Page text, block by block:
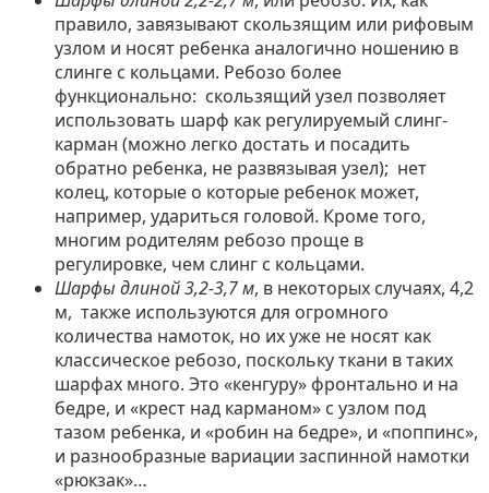
правило, завязывают скользящим или рифовым
узлом и носят ребенка аналогично ношению в
слинге с кольцами. Ребозо более
функционально: скользящий узел позволяет
использовать шарф как регулируемый слинг-
карман (можно легко достать и посадить
обратно ребенка, не развязывая узел); нет
колец, которые о которые ребенок может,
например, удариться головой. Кроме того,
многим родителям ребозо проще в
регулировке, чем слинг с кольцами.
Шарфы длиной 3,2-3,7 м, в некоторых случаях, 4,2
м, также используются для огромного
количества намоток, но их уже не носят как
классическое ребозо, поскольку ткани в таких
шарфах много. Это «кенгуру» фронтально и на
бедре, и «крест над карманом» с узлом под
тазом ребенка, и «робин на бедре», и «поппинс»,
и разнообразные вариации заспинной намотки
«рюкзак»…